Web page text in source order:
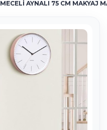
AYNALI 75 CM MAKYAJ